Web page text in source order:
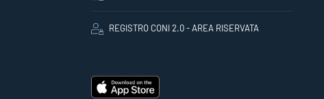
REGISTRO CONI 2.0 - AREA RISERVATA